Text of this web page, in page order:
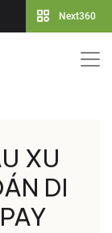
Next360
XU
DI